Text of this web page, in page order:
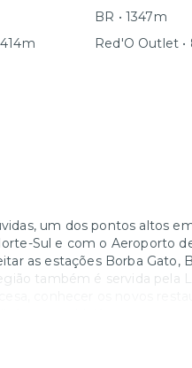
BR • 1347m
Red'O Outlet •
um dos pontos altos
Sul e com o Aeroporto
as estações Borba Gato,
também é servida pela
e no Maifest, eventos